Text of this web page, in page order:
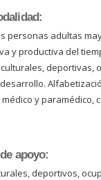
personas adultas
y productiva del
deportivas,
y paramédico,
apoyo:
deportivos,